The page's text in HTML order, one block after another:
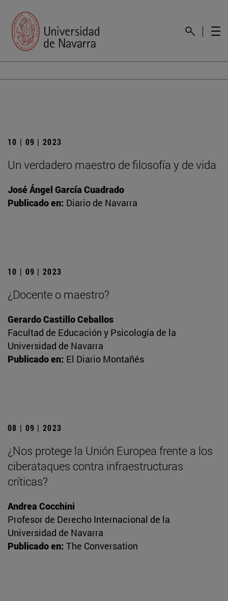
10 | 09 | 2023
Un verdadero maestro de filosofía y de vida
José Ángel García Cuadrado
Publicado en: Diario de Navarra
10 | 09 | 2023
¿Docente o maestro?
Gerardo Castillo Ceballos
Facultad de Educación y Psicología de la
Universidad de Navarra
Publicado en: El Diario Montañés
08 | 09 | 2023
¿Nos protege la Unión Europea frente a los
ciberataques contra infraestructuras
críticas?
Andrea Cocchini
Profesor de Derecho Internacional de la
Universidad de Navarra
Publicado en: The Conversation